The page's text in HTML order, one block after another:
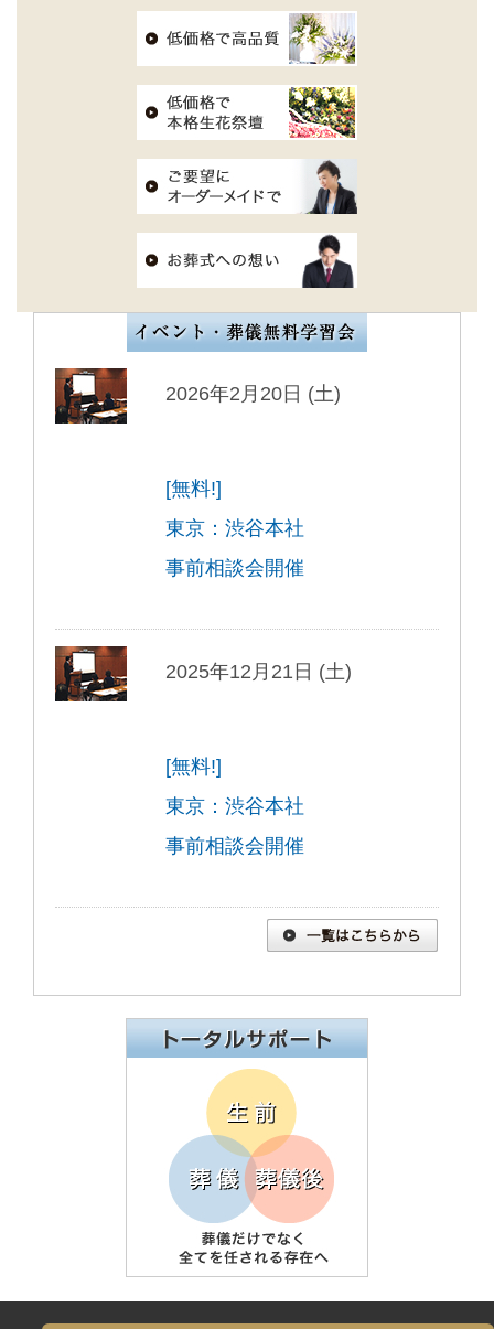
2026年2月20日 (土)
[無料!]
東京：渋谷本社
事前相談会開催
2025年12月21日 (土)
[無料!]
東京：渋谷本社
事前相談会開催